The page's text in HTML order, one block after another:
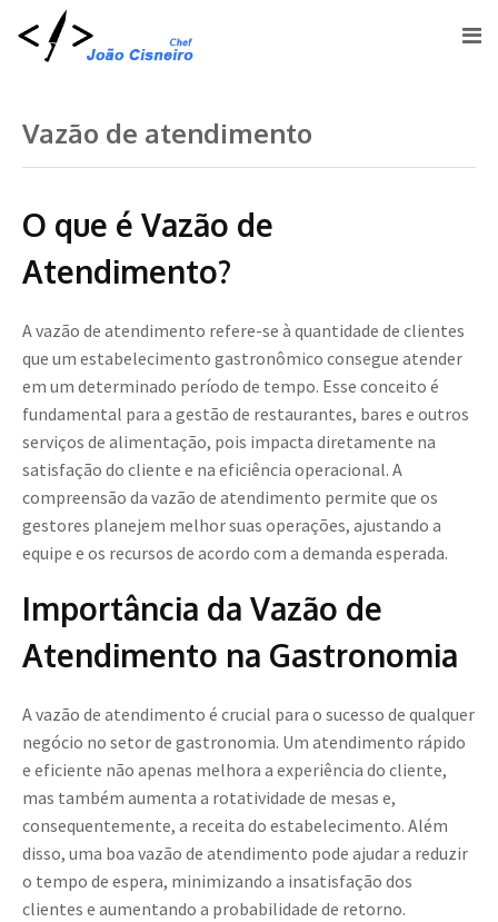
Vazão de atendimento
O que é Vazão de
Atendimento?
A vazão de atendimento refere-se à quantidade de clientes
que um estabelecimento gastronômico consegue atender
em um determinado período de tempo. Esse conceito é
fundamental para a gestão de restaurantes, bares e outros
serviços de alimentação, pois impacta diretamente na
satisfação do cliente e na eficiência operacional. A
compreensão da vazão de atendimento permite que os
gestores planejem melhor suas operações, ajustando a
equipe e os recursos de acordo com a demanda esperada.
Importância da Vazão de
Atendimento na Gastronomia
A vazão de atendimento é crucial para o sucesso de qualquer
negócio no setor de gastronomia. Um atendimento rápido
e eficiente não apenas melhora a experiência do cliente,
mas também aumenta a rotatividade de mesas e,
consequentemente, a receita do estabelecimento. Além
disso, uma boa vazão de atendimento pode ajudar a reduzir
o tempo de espera, minimizando a insatisfação dos
clientes e aumentando a probabilidade de retorno.